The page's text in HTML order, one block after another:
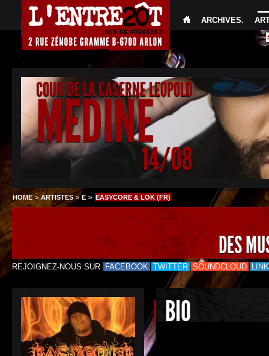
ARCHIVES.
COUR DE LA CASERNE LEOPOLD
MEDINE
14/08
HOME >ARTISTES>E > EASYCORE & LOK (FR)
DES
REJOIGNEZ-NOUS SUR FACEBOOK TWITTER SOUNDCLOUD
BIO